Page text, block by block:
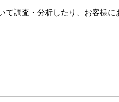
調査・分析したり、お客様